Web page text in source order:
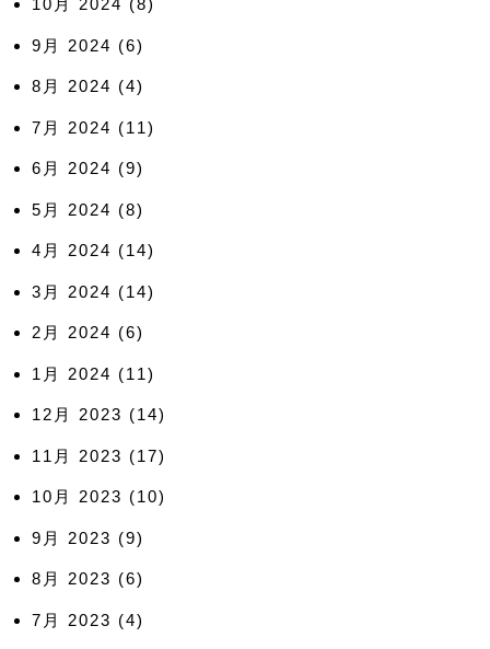
10月 2024 (8)
9月 2024 (6)
8月 2024 (4)
7月 2024 (11)
6月 2024 (9)
5月 2024 (8)
4月 2024 (14)
3月 2024 (14)
2月 2024 (6)
1月 2024 (11)
12月 2023 (14)
11月 2023 (17)
10月 2023 (10)
9月 2023 (9)
8月 2023 (6)
7月 2023 (4)